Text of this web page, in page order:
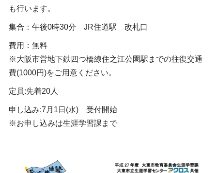
も行います。
集合：午後0時30分 JR住道駅 改札口
費用：無料
※大阪市営地下鉄四つ橋線住之江公園駅までの往復交通
費(1000円)をご用意ください。
定員:先着20人
申し込み:7月1日(水) 受付開始
※お申し込みは生涯学習課まで